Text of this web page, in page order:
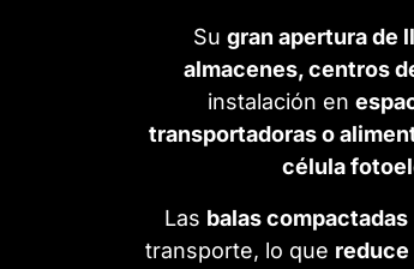
Su gran apertura de
almacenes, centros
instalación en
transportadoras o
célula
Las balas compactadas
transporte, lo que